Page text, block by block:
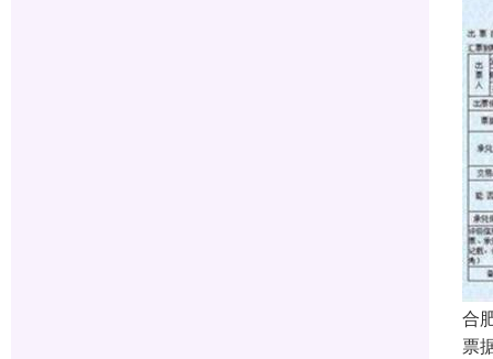
合
票